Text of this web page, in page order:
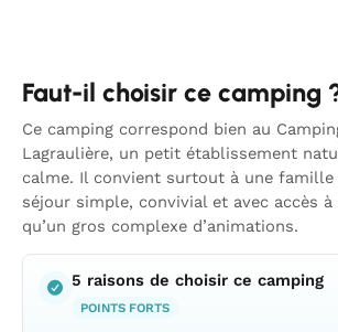
Faut-il choisir ce camping
Ce camping correspond bien au
Lagraulière, un petit établissement
calme. Il convient surtout à une famille
séjour simple, convivial et avec accès
qu’un gros complexe d’animations.
5 raisons de choisir ce camping
POINTS FORTS